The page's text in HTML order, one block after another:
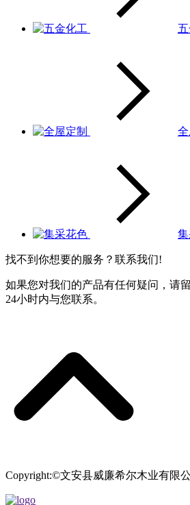
全
找不到你想要的服务？联系我们!
如果您对我们的产品有任何疑问，请
24小时内与您联系。
Copyright:©文安县威廉希尔木业有限